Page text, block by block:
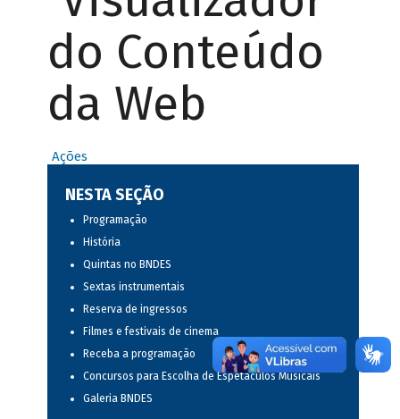
do Conteúdo
da Web
Ações
NESTA SEÇÃO
Programação
História
Quintas no BNDES
Sextas instrumentais
Reserva de ingressos
Filmes e festivais de cinema
Receba a programação
Concursos para Escolha de Espetáculos Musicais
Galeria BNDES